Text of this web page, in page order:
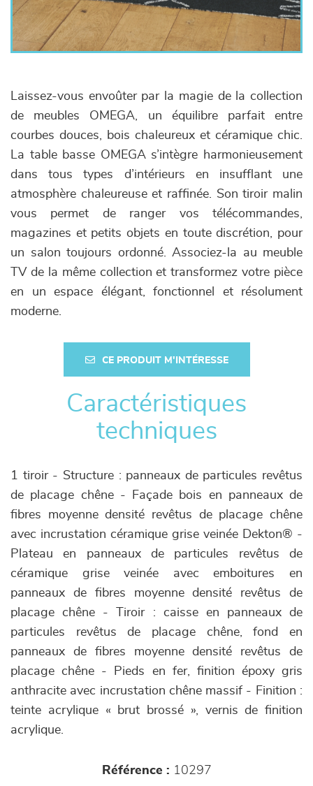
Laissez-vous envoûter par la magie de la collection
de meubles OMEGA, un équilibre parfait entre
courbes douces, bois chaleureux et céramique chic.
La table basse OMEGA s’intègre harmonieusement
dans tous types d’intérieurs en insufflant une
atmosphère chaleureuse et raffinée. Son tiroir malin
vous permet de ranger vos télécommandes,
magazines et petits objets en toute discrétion, pour
un salon toujours ordonné. Associez-la au meuble
TV de la même collection et transformez votre pièce
en un espace élégant, fonctionnel et résolument
moderne.
CE PRODUIT M'INTÉRESSE
Caractéristiques
techniques
1 tiroir - Structure : panneaux de particules revêtus
de placage chêne - Façade bois en panneaux de
fibres moyenne densité revêtus de placage chêne
avec incrustation céramique grise veinée Dekton® -
Plateau en panneaux de particules revêtus de
céramique grise veinée avec emboitures en
panneaux de fibres moyenne densité revêtus de
placage chêne - Tiroir : caisse en panneaux de
particules revêtus de placage chêne, fond en
panneaux de fibres moyenne densité revêtus de
placage chêne - Pieds en fer, finition époxy gris
anthracite avec incrustation chêne massif - Finition :
teinte acrylique « brut brossé », vernis de finition
acrylique.
Référence : 10297